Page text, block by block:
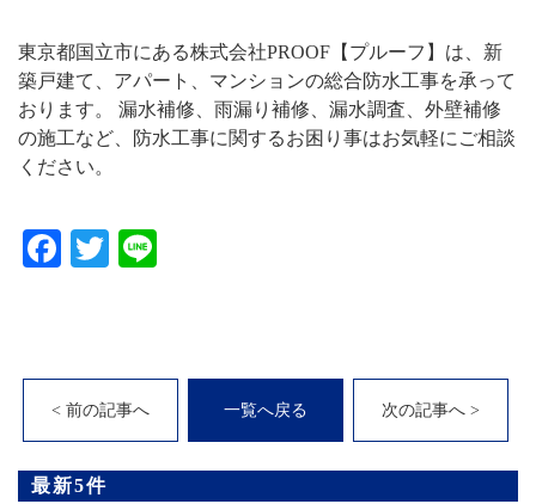
東京都国立市にある株式会社PROOF【プルーフ】は、新
築戸建て、アパート、マンションの総合防水工事を承って
おります。 漏水補修、雨漏り補修、漏水調査、外壁補修
の施工など、防水工事に関するお困り事はお気軽にご相談
ください。
Facebook
Twitter
< 前の記事へ 一覧へ戻る 次の記事へ >
最新5件